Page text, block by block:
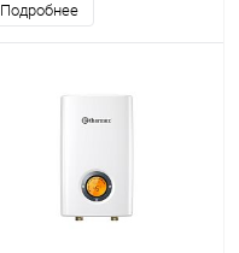
Подробнее